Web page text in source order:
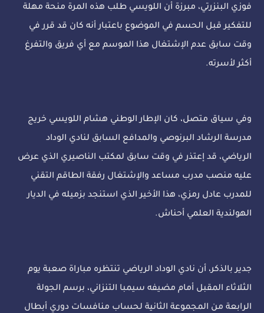
فوزي البنزرتي، مبرزة أن اللويسي طلب هذه المرة منحة مهلة
للتفكير قبل الحسم في الموضوع باعتبار أنه كان قد قرر في
وقت سابق عدم الإشتغال هذا الموسم مع أي فريق والتفرغ
أكثر لأسرته.
وفي سياق متصل، كان الإطار الوطني هشام اللويسي خريج
مدرسة الرشاد البرنوصي والمدافع السابق لنادي الوداد
الرياضي، قد إعتذر في وقت سابق لمكتب الناصيري الذي عرض
عليه منصب مدرب مساعد والإشتغال رفقة الطاقم التقني
للمدرب عادل رمزي، هذا الأخير الذي استنجد بزميله في الديار
الهولندية العلمي أحناش.
جدير بالذكر، أن نادي الوداد الرياضي تنتظره مباراة صعبة يوم
الثلاثاء المقبل أمام مضيفه سيمبا التنزاني، برسم الجولة
الرابعة من المجموعة الثانية لحساب منافسات دوري أبطال